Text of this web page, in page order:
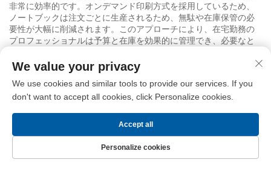
非常に効率的です。オンデマンド印刷方式を採用しているため、
ノートブックは注文ごとに生産されるため、無駄や在庫保管の必
要性が大幅に削減されます。このアプローチにより、在宅勤務の
プロフェッショナルは予算と在庫を効果的に管理でき、必要なと
カスタマイズを一手に担当するため、お客様はチームメンバーお
よびクライアントへ即時配布・使用可能な完成品をお受け取りい
ただけます。緊急時のニーズにも対応する迅速納品オプションも
ご用意しており、品質を損なうことなくプロジェクトのスケジュ
このノートのサイズ展開は、さまざまな作業スタイルに対応して
We value your privacy
We use cookies and similar tools to provide our services. If you
don't want to accept all cookies, click Personalize cookies.
Personalize cookies
Accept all